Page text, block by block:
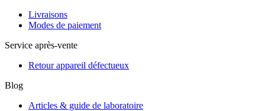
Livraisons
Modes de paiement
Service après-vente
Retour appareil défectueux
Blog
Articles & guide de laboratoire